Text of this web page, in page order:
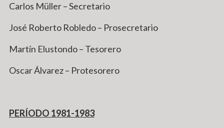
Carlos Müller – Secretario
José Roberto Robledo – Prosecretario
Martín Elustondo – Tesorero
Oscar Álvarez – Protesorero
PERÍODO 1981-1983